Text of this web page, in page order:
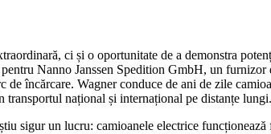
ci și o oportunitate de a demonstra
Nanno Janssen Spedition GmbH, un
încărcare. Wagner conduce de ani de zile
național și internațional pe distanțe lungi.
sigur un lucru: camioanele electrice